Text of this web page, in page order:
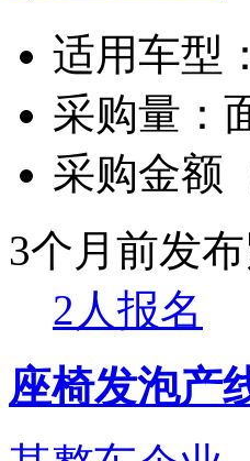
适用车型：
采购量：
采购金额
3个月前发布
2人报名
座椅发泡产